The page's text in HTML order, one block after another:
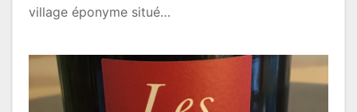
village éponyme situé…